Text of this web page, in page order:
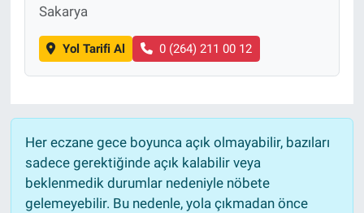
Sakarya
Yol Tarifi Al 0 (264) 211 00 12
Her eczane gece boyunca açık olmayabilir, bazıları
sadece gerektiğinde açık kalabilir veya
beklenmedik durumlar nedeniyle nöbete
gelemeyebilir. Bu nedenle, yola çıkmadan önce